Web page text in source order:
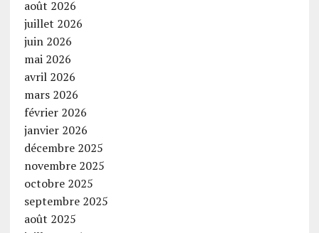
août 2026
juillet 2026
juin 2026
mai 2026
avril 2026
mars 2026
février 2026
janvier 2026
décembre 2025
novembre 2025
octobre 2025
septembre 2025
août 2025